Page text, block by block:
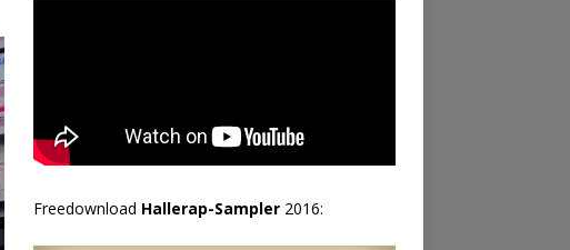
Freedownload Hallerap-Sampler2016: